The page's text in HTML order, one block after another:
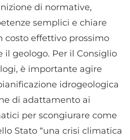
di normative,
semplici e chiare
costo effettivo prossimo
il geologo. Per il Consiglio
è importante agire
idrogeologica
di adattamento ai
per scongiurare come
Stato “una crisi climatica